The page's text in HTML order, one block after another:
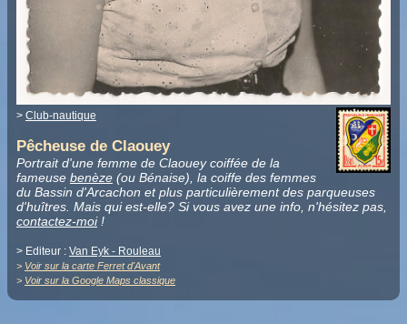
> Club-nautique
Pêcheuse de Claouey
Portrait d'une femme de Claouey coiffée de la
fameuse benèze (ou Bénaise), la coiffe des femmes
du Bassin d'Arcachon et plus particulièrement des parqueuses
d'huîtres. Mais qui est-elle? Si vous avez une info, n'hésitez pas,
contactez-moi!
> Editeur : Van Eyk - Rouleau
> Voir sur la carte Ferret d'Avant
> Voir sur la Google Maps classique